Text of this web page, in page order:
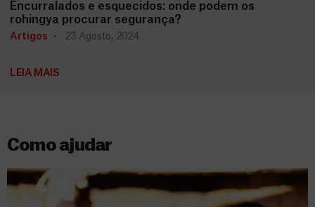
Encurralados e esquecidos: onde podem os
rohingya procurar segurança?
Artigos 23 Agosto, 2024
LEIA MAIS
Como ajudar